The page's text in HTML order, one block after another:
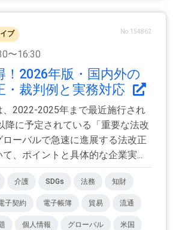
ブ No.154862
〜16:30
！2026年版・国内外の
・裁判例と実務対応
、2022-2025年まで最近施行され
降に予定されている「重要な法改
ーバルで急速に進展する法改正
、ポイントと具体的な企業実...
介護 SDGs 法務 知財
子契約 電子帳簿 貿易 流通
個人情報 グローバル 米国